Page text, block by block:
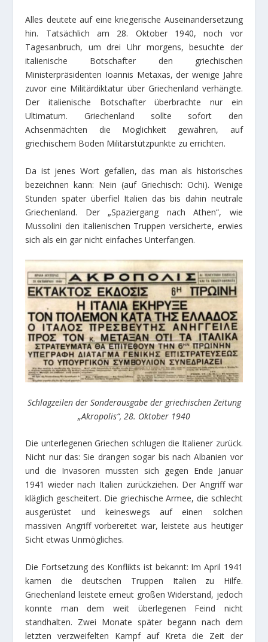
Alles deutete auf eine kriegerische Auseinandersetzung
hin. Tatsächlich am 28. Oktober 1940, noch vor
Tagesanbruch, um drei Uhr morgens, besuchte der
italienische Botschafter den griechischen
Ministerpräsidenten Ioannis Metaxas, der wenige Jahre
zuvor eine Militärdiktatur über Griechenland verhängte.
Der italienische Botschafter überbrachte nur ein
Ultimatum. Griechenland sollte sofort den
Achsenmächten die Möglichkeit gewähren, auf
griechischem Boden Militärstützpunkte zu errichten.
Da ist jenes Wort gefallen, das man als historisches
bezeichnen kann: Nein (auf Griechisch: Ochi). Wenige
Stunden später überfiel Italien das bis dahin neutrale
Griechenland. Der „Spaziergang nach Athen“, wie
Mussolini den italienischen Truppen versicherte, erwies
sich als ein gar nicht einfaches Unterfangen.
Schlagzeilen der Sonderausgabe der griechischen Zeitung
„Akropolis“, 28. Oktober 1940
Die unterlegenen Griechen schlugen die Italiener zurück.
Nicht nur das: Sie drangen sogar bis nach Albanien vor
und die Invasoren mussten sich gegen Ende Januar
1941 wieder nach Italien zurückziehen. Der Angriff war
kläglich gescheitert. Die griechische Armee, die schlecht
ausgerüstet und keineswegs auf einen solchen
massiven Angriff vorbereitet war, leistete aus heutiger
Sicht etwas Unmögliches.
Die Fortsetzung des Konflikts ist bekannt: Im April 1941
kamen die deutschen Truppen Italien zu Hilfe.
Griechenland leistete erneut großen Widerstand, jedoch
konnte man dem weit überlegenen Feind nicht
standhalten. Zwei Monate später begann nach dem
letzten verzweifelten Kampf auf Kreta die Zeit der